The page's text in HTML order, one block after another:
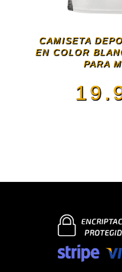
CAMISETA
EN COLOR
PARA